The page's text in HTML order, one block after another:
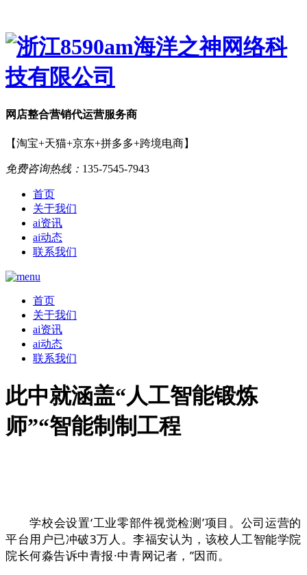
网店整合营销代运营服务商
【淘宝+天猫+京东+拼多多+跨境电商】
免费咨询热线： 135-7545-7943
首页
关于我们
ai资讯
ai动态
联系我们
首页
关于我们
ai资讯
ai动态
联系我们
此中就涵盖“人工智能锻炼
师”“智能制制工程
学校会设置‘工业零部件视觉检测’项目。公司运营的
平台用户已冲破3万人。李福安认为，该校人工智能学院
院长何淼告诉中青报·中青网记者，”因而。